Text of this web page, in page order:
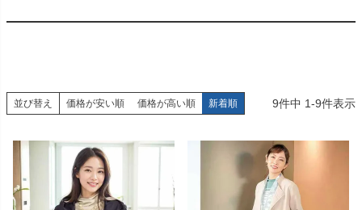
並び替え 価格が安い順 価格が高い順 新着順 9件中 1-9件表示